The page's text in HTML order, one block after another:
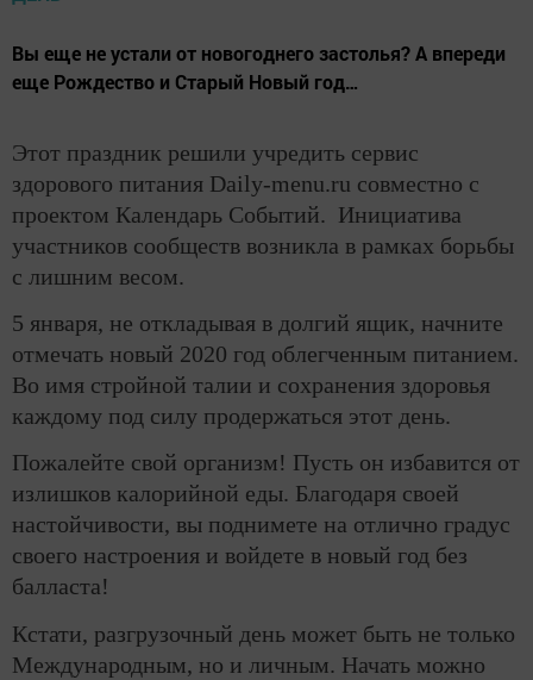
Вы еще не устали от новогоднего застолья? А впереди
еще Рождество и Старый Новый год…
Этот праздник решили учредить сервис
здорового питания Daily-menu.ru совместно с
проектом Календарь Событий. Инициатива
участников сообществ возникла в рамках борьбы
с лишним весом.
5 января, не откладывая в долгий ящик, начните
отмечать новый 2020 год облегченным питанием.
Во имя стройной талии и сохранения здоровья
каждому под силу продержаться этот день.
Пожалейте свой организм! Пусть он избавится от
излишков калорийной еды. Благодаря своей
настойчивости, вы поднимете на отлично градус
своего настроения и войдете в новый год без
балласта!
Кстати, разгрузочный день может быть не только
Международным, но и личным. Начать можно